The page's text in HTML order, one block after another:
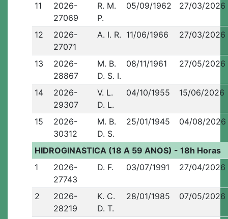
11
2026-
27069
R. M.
P.
05/09/1962 27/03/2026
12
2026-
27071
A. I. R. 11/06/1966 27/03/2026
13
2026-
28867
M. B.
D. S. I.
08/11/1961 27/05/2026
14
2026-
29307
V. L.
D. L.
04/10/1955 15/06/2026
15
2026-
30312
M. B.
D. S.
25/01/1945 04/08/2026
HIDROGINASTICA (18 A 59 ANOS) - 18h Horas
1
2026-
27743
D. F. 03/07/1991 27/04/2026
2
2026-
28219
K. C.
D. T.
28/01/1985 07/05/2026